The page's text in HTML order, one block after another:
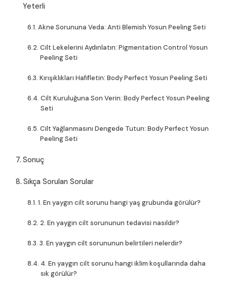
Yeterli
Akne Sorununa Veda: Anti Blemish Yosun Peeling Seti
Cilt Lekelerini Aydınlatın: Pigmentation Control Yosun
Peeling Seti
Kırışıklıkları Hafifletin: Body Perfect Yosun Peeling Seti
Cilt Kuruluğuna Son Verin: Body Perfect Yosun Peeling
Seti
Cilt Yağlanmasını Dengede Tutun: Body Perfect Yosun
Peeling Seti
Sonuç
Sıkça Sorulan Sorular
1. En yaygın cilt sorunu hangi yaş grubunda görülür?
2. En yaygın cilt sorununun tedavisi nasıldır?
3. En yaygın cilt sorununun belirtileri nelerdir?
4. En yaygın cilt sorunu hangi iklim koşullarında daha
sık görülür?